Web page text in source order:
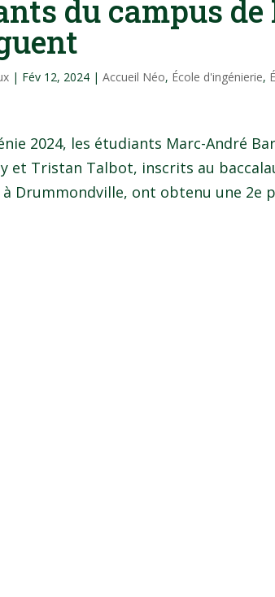
du campus
| Fév 12, 2024 |Accueil Néo, École d'ingénierie,
2024, les étudiants Marc-André
et Tristan Talbot, inscrits au
à Drummondville, ont obtenu une 2e